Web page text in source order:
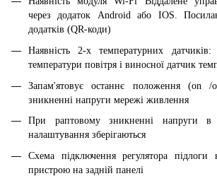
через
додаток Android або IOS.
додатків (QR-коди)
Наявність 2-х температурних
температури повітря і виносної датчик
Запам'ятовує останнє положення (on
зникненні напруги мережі живлення
При раптовому зникненні напруги в
налаштування зберігаються
Схема підключення регулятора підлоги
пристрою на задній панелі